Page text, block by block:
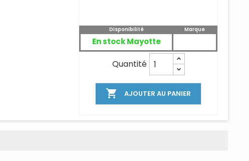
Disponibilité
En stock Mayotte
Marque
Quantité
 AJOUTER AU PANIER